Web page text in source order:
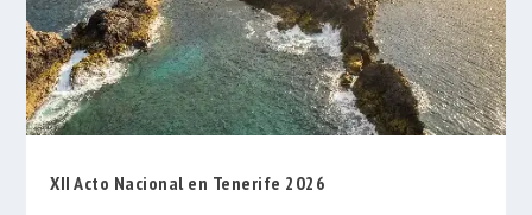
XII Acto Nacional en Tenerife 2026